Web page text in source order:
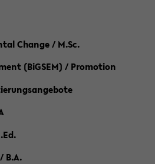
Change / M.Sc.
(BiGSEM) / Promotion
B.A.